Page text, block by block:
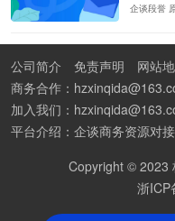
企谈段誉
公司简介 免责声明
网站
商务合作：
加入我们：
Copyright © 2023
浙ICP